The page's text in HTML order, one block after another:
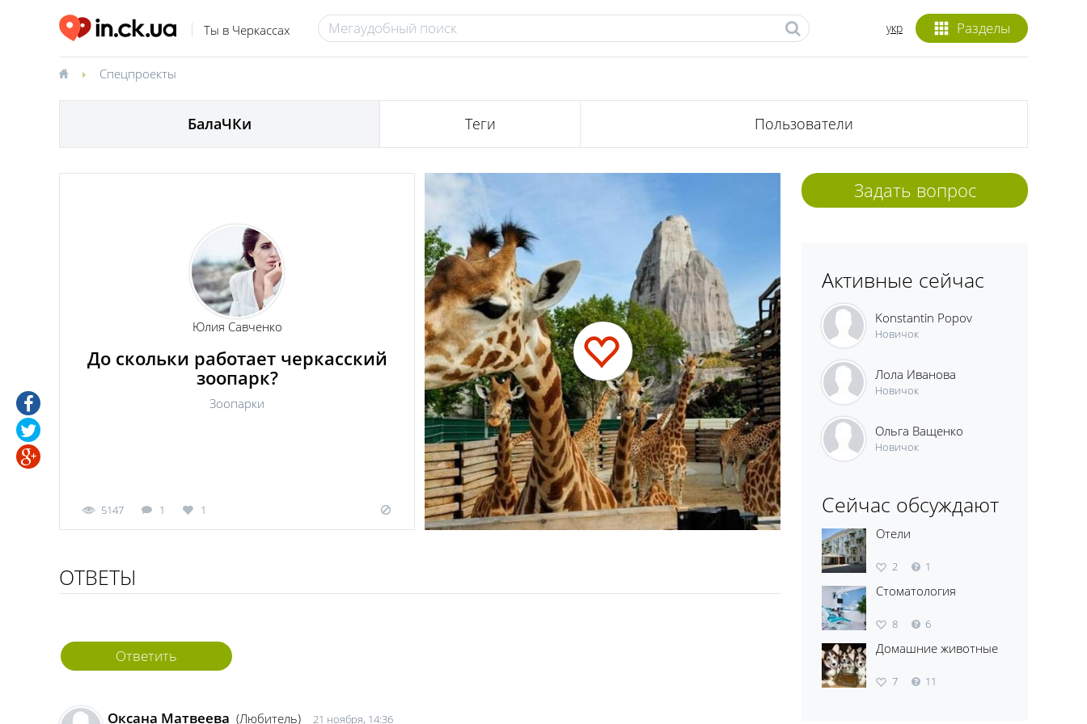
Ты в Черкассах Разделы
укр
Спецпроекты
БалаЧКи Теги Пользователи
Юлия Савченко
До скольки работает черкасский
зоопарк?
Зоопарки
5147 1 1
ОТВЕТЫ
Ответить
Оксана Матвеева (Любитель) 21 ноября, 14:36
Задать вопрос
Активные сейчас
Konstantin Popov
Новичок
Лола Иванова
Новичок
Ольга Ващенко
Новичок
Сейчас обсуждают
Отели
2 1
Стоматология
8 6
Домашние животные
7 11